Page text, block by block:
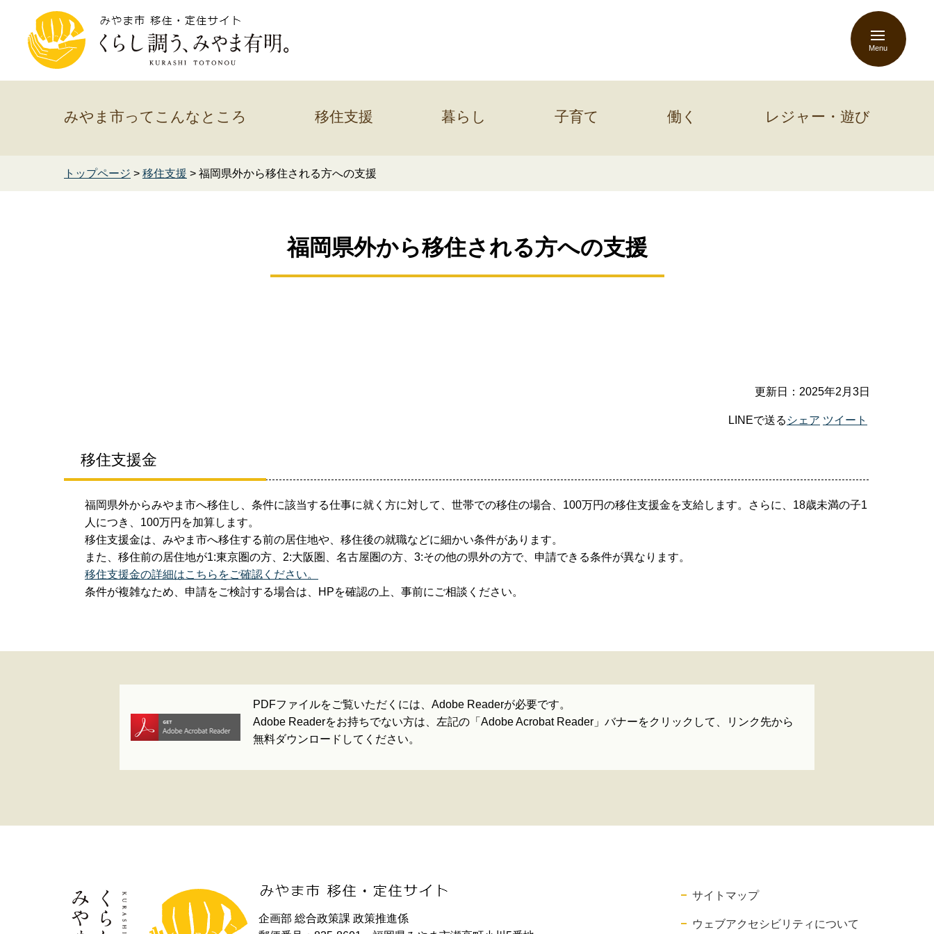
Menu
みやま市ってこんなところ 移住支援 暮らし 子育て 働く レジャー・遊び
トップページ > 移住支援 > 福岡県外から移住される方への支援
福岡県外から移住される方への支援
更新日：2025年2月3日
LINEで送る シェア ツイート
移住支援金
福岡県外からみやま市へ移住し、条件に該当する仕事に就く方に対して、世帯での移住の場合、100万円の移住支援金を支給します。さらに、18歳未満の子1
人につき、100万円を加算します。
移住支援金は、みやま市へ移住する前の居住地や、移住後の就職などに細かい条件があります。
また、移住前の居住地が1:東京圏の方、2:大阪圏、名古屋圏の方、3:その他の県外の方で、申請できる条件が異なります。
移住支援金の詳細はこちらをご確認ください。
条件が複雑なため、申請をご検討する場合は、HPを確認の上、事前にご相談ください。
PDFファイルをご覧いただくには、Adobe Readerが必要です。
Adobe Readerをお持ちでない方は、左記の「Adobe Acrobat Reader」バナーをクリックして、リンク先から
無料ダウンロードしてください。
企画部 総合政策課 政策推進係
サイトマップ
ウェブアクセシビリティについて